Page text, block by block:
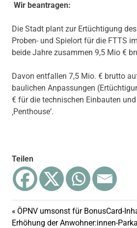
Wir beantragen:
Die Stadt plant zur Ertüchtigung
Proben- und Spielort für die FTTS
beide Jahre zusammen 9,5 Mio €
Davon entfallen 7,5 Mio. € brutto
baulichen Anpassungen
€ für die technischen Einbauten
‚Penthouse‘.
Teilen
Beitragsnavigation
Vorheriger
Beitrag:
ÖPNV umsonst für BonusCard-
Erhöhung der Anwohner:innen-